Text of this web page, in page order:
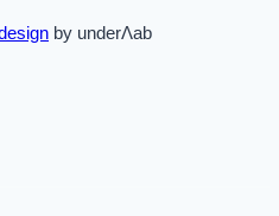
by underΛab